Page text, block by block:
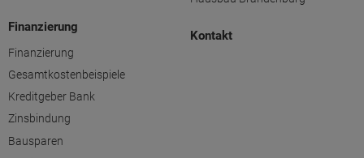
Finanzierung
Finanzierung
Gesamtkostenbeispiele
Kreditgeber Bank
Zinsbindung
Bausparen
Kontakt